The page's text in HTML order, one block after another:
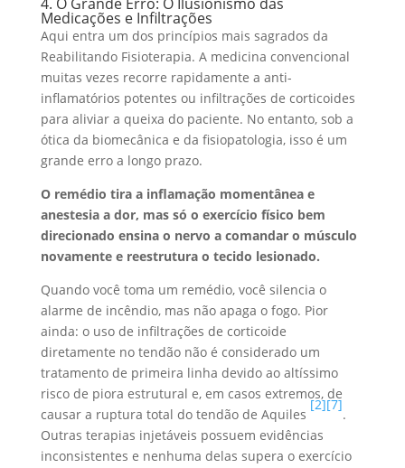
Medicações e Infiltrações
Aqui entra um dos princípios mais sagrados da
Reabilitando Fisioterapia. A medicina convencional
muitas vezes recorre rapidamente a anti-
inflamatórios potentes ou infiltrações de corticoides
para aliviar a queixa do paciente. No entanto, sob a
ótica da biomecânica e da fisiopatologia, isso é um
grande erro a longo prazo.
O remédio tira a inflamação momentânea e
anestesia a dor, mas só o exercício físico bem
direcionado ensina o nervo a comandar o músculo
novamente e reestrutura o tecido lesionado.
Quando você toma um remédio, você silencia o
alarme de incêndio, mas não apaga o fogo. Pior
ainda: o uso de infiltrações de corticoide
diretamente no tendão não é considerado um
tratamento de primeira linha devido ao altíssimo
risco de piora estrutural e, em casos extremos, de
causar a ruptura total do tendão de Aquiles
[2][7]
.
Outras terapias injetáveis possuem evidências
inconsistentes e nenhuma delas supera o exercício